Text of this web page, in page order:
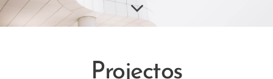
Projectos